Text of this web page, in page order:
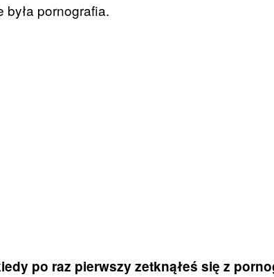
była pornografia.
po raz pierwszy zetknąłeś się z